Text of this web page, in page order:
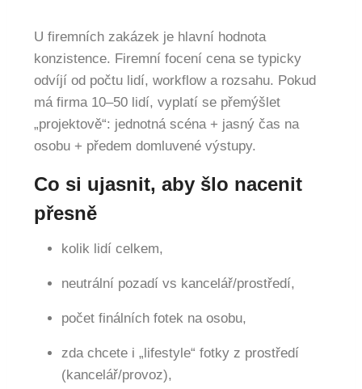
U firemních zakázek je hlavní hodnota
konzistence. Firemní focení cena se typicky
odvíjí od počtu lidí, workflow a rozsahu. Pokud
má firma 10–50 lidí, vyplatí se přemýšlet
„projektově“: jednotná scéna + jasný čas na
osobu + předem domluvené výstupy.
Co si ujasnit, aby šlo nacenit
přesně
kolik lidí celkem,
neutrální pozadí vs kancelář/prostředí,
počet finálních fotek na osobu,
zda chcete i „lifestyle“ fotky z prostředí
(kancelář/provoz),